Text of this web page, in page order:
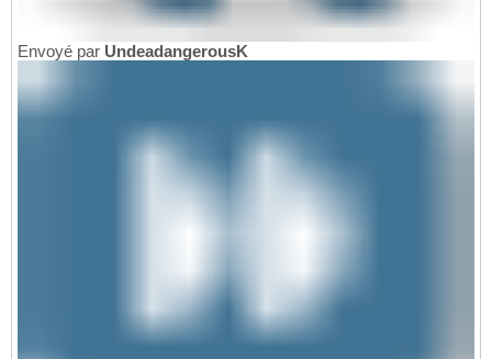
Envoyé par UndeadangerousK